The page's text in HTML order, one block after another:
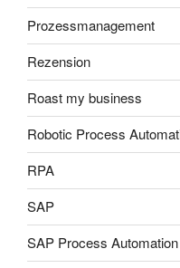
Prozessmanagement
Rezension
Roast my business
Robotic Process
RPA
SAP
SAP Process Automation